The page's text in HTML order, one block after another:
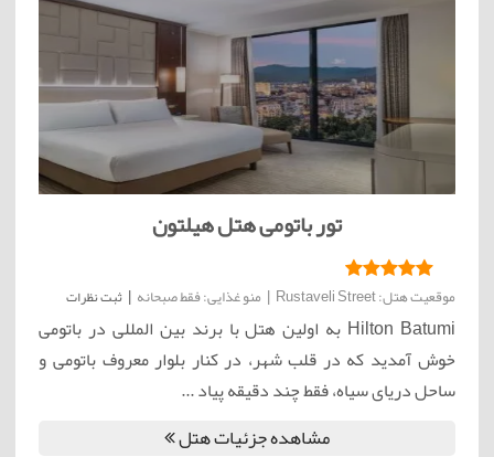
تور باتومی هتل هیلتون
موقعیت هتل: Rustaveli Street | منو غذایی: فقط صبحانه | ثبت نظرات
Hilton Batumi به اولین هتل با برند بین المللی در باتومی
خوش آمدید که در قلب شهر، در کنار بلوار معروف باتومی و
ساحل دریای سیاه، فقط چند دقیقه پیاد ...
مشاهده جزئیات هتل